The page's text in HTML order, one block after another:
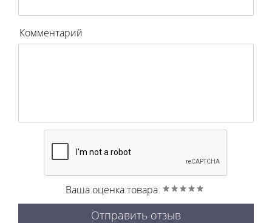
Комментарий
Ваша оценка товара
Отправить отзыв